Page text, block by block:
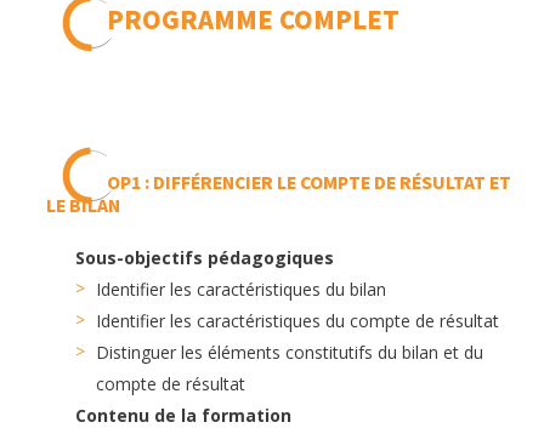
PROGRAMME COMPLET
OP1 : DIFFÉRENCIER LE COMPTE DE RÉSULTAT ET
LE BILAN
Sous-objectifs pédagogiques
Identifier les caractéristiques du bilan
Identifier les caractéristiques du compte de résultat
Distinguer les éléments constitutifs du bilan et du
compte de résultat
Contenu de la formation